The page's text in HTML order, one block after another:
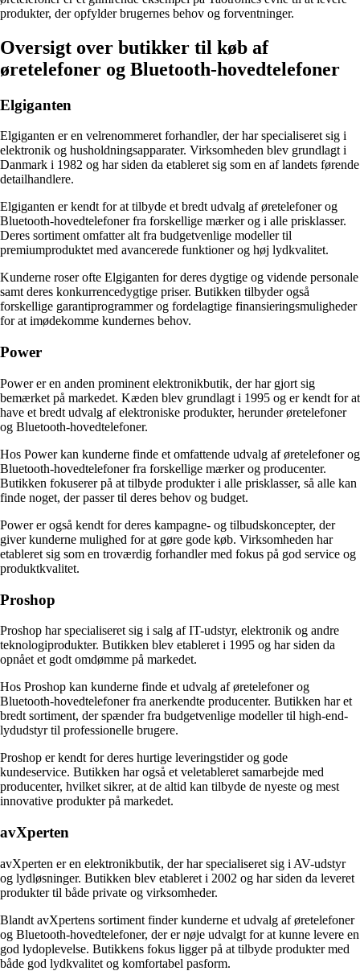
produkter, der opfylder brugernes behov og forventninger.
Oversigt over butikker til køb af
øretelefoner og Bluetooth-hovedtelefoner
Elgiganten
Elgiganten er en velrenommeret forhandler, der har specialiseret sig i
elektronik og husholdningsapparater. Virksomheden blev grundlagt i
Danmark i 1982 og har siden da etableret sig som en af landets førende
detailhandlere.
Elgiganten er kendt for at tilbyde et bredt udvalg af øretelefoner og
Bluetooth-hovedtelefoner fra forskellige mærker og i alle prisklasser.
Deres sortiment omfatter alt fra budgetvenlige modeller til
premiumproduktet med avancerede funktioner og høj lydkvalitet.
Kunderne roser ofte Elgiganten for deres dygtige og vidende personale
samt deres konkurrencedygtige priser. Butikken tilbyder også
forskellige garantiprogrammer og fordelagtige finansieringsmuligheder
for at imødekomme kundernes behov.
Power
Power er en anden prominent elektronikbutik, der har gjort sig
bemærket på markedet. Kæden blev grundlagt i 1995 og er kendt for at
have et bredt udvalg af elektroniske produkter, herunder øretelefoner
og Bluetooth-hovedtelefoner.
Hos Power kan kunderne finde et omfattende udvalg af øretelefoner og
Bluetooth-hovedtelefoner fra forskellige mærker og producenter.
Butikken fokuserer på at tilbyde produkter i alle prisklasser, så alle kan
finde noget, der passer til deres behov og budget.
Power er også kendt for deres kampagne- og tilbudskoncepter, der
giver kunderne mulighed for at gøre gode køb. Virksomheden har
etableret sig som en troværdig forhandler med fokus på god service og
produktkvalitet.
Proshop
Proshop har specialiseret sig i salg af IT-udstyr, elektronik og andre
teknologiprodukter. Butikken blev etableret i 1995 og har siden da
opnået et godt omdømme på markedet.
Hos Proshop kan kunderne finde et udvalg af øretelefoner og
Bluetooth-hovedtelefoner fra anerkendte producenter. Butikken har et
bredt sortiment, der spænder fra budgetvenlige modeller til high-end-
lydudstyr til professionelle brugere.
Proshop er kendt for deres hurtige leveringstider og gode
kundeservice. Butikken har også et veletableret samarbejde med
producenter, hvilket sikrer, at de altid kan tilbyde de nyeste og mest
innovative produkter på markedet.
avXperten
avXperten er en elektronikbutik, der har specialiseret sig i AV-udstyr
og lydløsninger. Butikken blev etableret i 2002 og har siden da leveret
produkter til både private og virksomheder.
Blandt avXpertens sortiment finder kunderne et udvalg af øretelefoner
og Bluetooth-hovedtelefoner, der er nøje udvalgt for at kunne levere en
god lydoplevelse. Butikkens fokus ligger på at tilbyde produkter med
både god lydkvalitet og komfortabel pasform.